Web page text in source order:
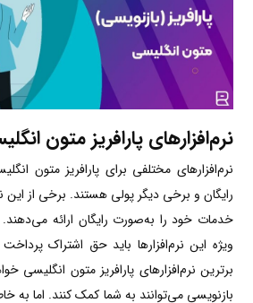
نرم‌افزار‌های پارافریز متون
نرم‌افزار‌های مختلفی برای پارافریز متون
رایگان و برخی دیگر پولی هستند. برخی از این
خدمات خود را به‌صورت رایگان ارائه
ویژه این نرم‌افزارها باید حق اشتراک
برترین نرم‌افزار‌های پارافریز متون انگلیسی
بازنویسی می‌توانند به شما کمک کنند. اما به